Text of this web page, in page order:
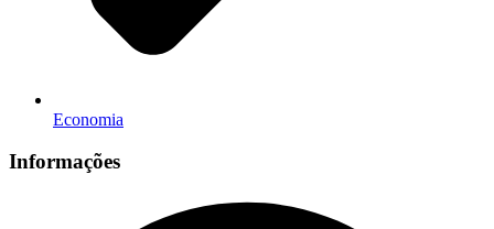
Economia
Informações